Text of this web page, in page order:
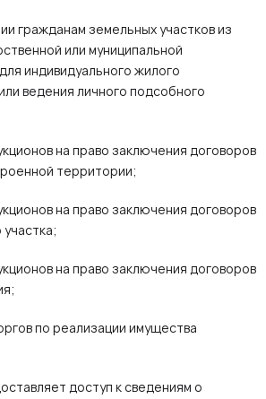
гражданам земельных участков из
или муниципальной
индивидуального жилого
ведения личного подсобного
на право заключения договоров
территории;
на право заключения договоров
на право заключения договоров
по реализации имущества
доступ к сведениям о